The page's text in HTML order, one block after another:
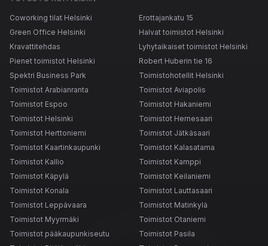
Coworking tilat Helsinki
Erottajankatu 15
Green Office Helsinki
Halvat toimistot Helsinki
Kravattitehdas
Lyhytaikaiset toimistot Helsinki
Pienet toimistot Helsinki
Robert Huberin tie 16
Spektri Business Park
Toimistohotellit Helsinki
Toimistot Arabianranta
Toimistot Aviapolis
Toimistot Espoo
Toimistot Hakaniemi
Toimistot Helsinki
Toimistot Hernesaari
Toimistot Herttoniemi
Toimistot Jätkäsaari
Toimistot Kaartinkaupunki
Toimistot Kalasatama
Toimistot Kallio
Toimistot Kamppi
Toimistot Käpylä
Toimistot Keilaniemi
Toimistot Konala
Toimistot Lauttasaari
Toimistot Leppävaara
Toimistot Matinkylä
Toimistot Myyrmäki
Toimistot Otaniemi
Toimistot pääkaupunkiseutu
Toimistot Pasila